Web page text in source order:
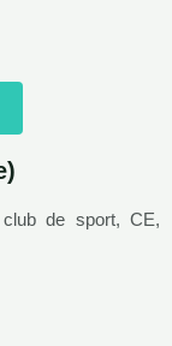
de sport, CE,